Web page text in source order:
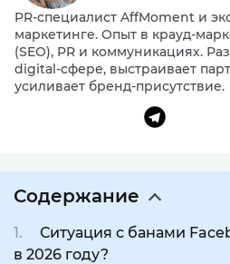
PR-специалист AffMoment и
маркетинге. Опыт в крауд-
(SEO), PR и коммуникациях.
digital-сфере, выстраивает
усиливает бренд-присутствие.
Содержание
Ситуация с банами
в 2026 году?